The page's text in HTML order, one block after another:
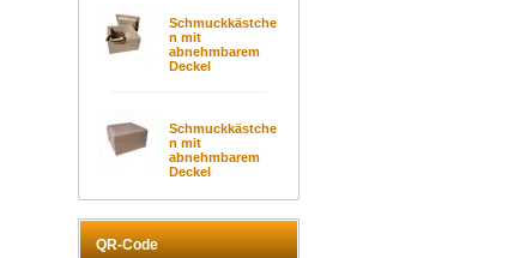
Schmuckkästche
n mit
abnehmbarem
Deckel
Schmuckkästche
n mit
abnehmbarem
Deckel
QR-Code